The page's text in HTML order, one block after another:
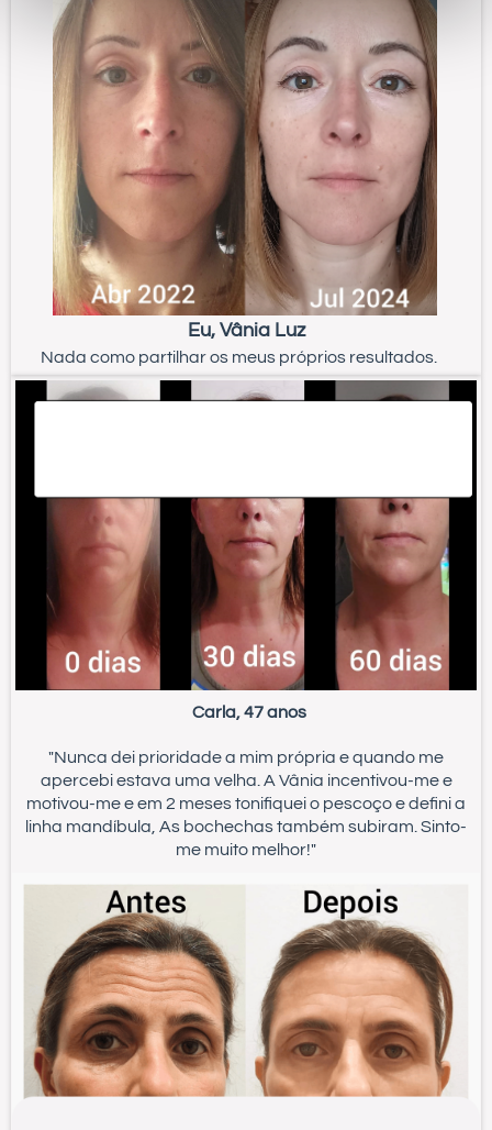
Eu, Vânia Luz
Nada como partilhar os meus próprios resultados.
Carla, 47 anos
"Nunca dei prioridade a mim própria e quando me
apercebi estava uma velha. A Vânia incentivou-me e
motivou-me e em 2 meses tonifiquei o pescoço e defini a
linha mandíbula, As bochechas também subiram. Sinto-
me muito melhor!"